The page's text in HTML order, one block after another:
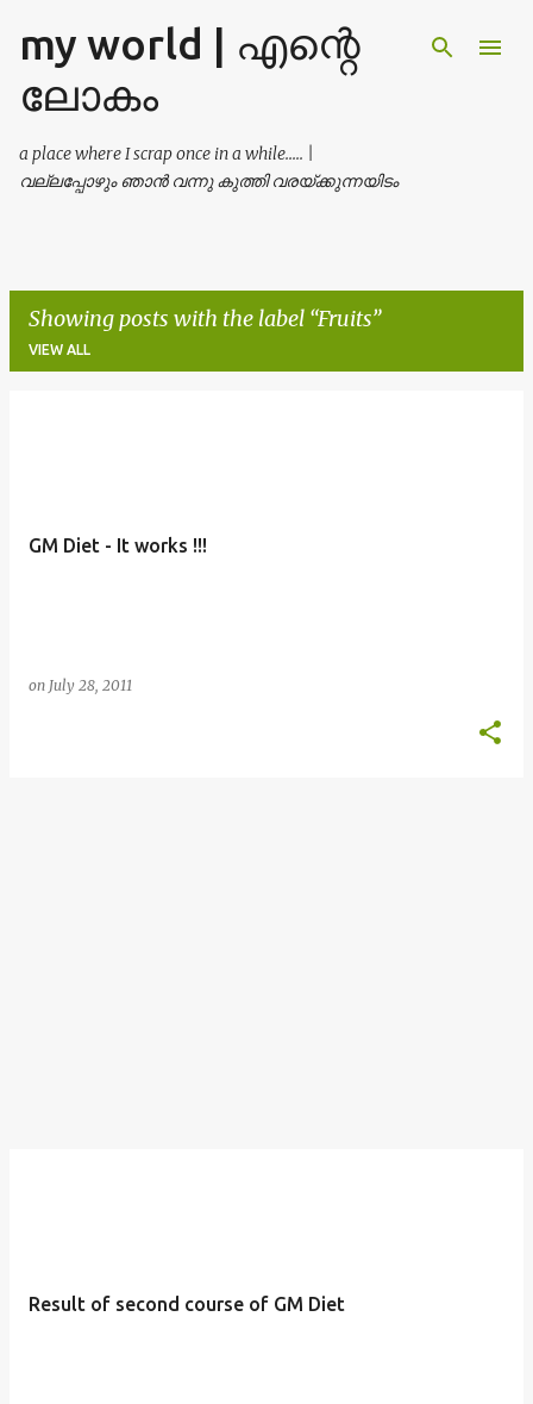
Skip to main content
my world | എന്റെ
ലോകം
a place where I scrap once in a while..... |
വല്ലപ്പോഴും ഞാൻ വന്നു കുത്തി വരയ്ക്കുന്നയിടം
Showing posts with the label Fruits
VIEW ALL
GM Diet - It works !!!
on July 28, 2011
Result of second course of GM Diet